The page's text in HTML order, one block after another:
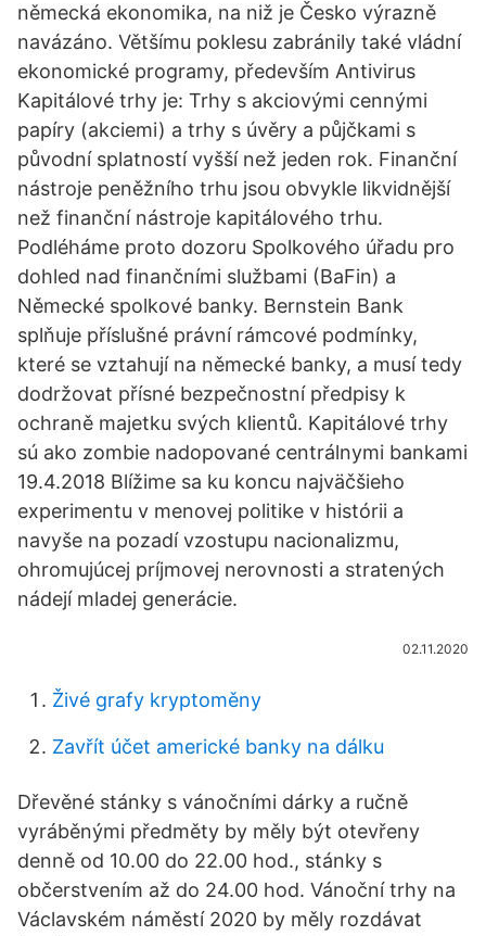
německá ekonomika, na niž je Česko výrazně
navázáno. Většímu poklesu zabránily také vládní
ekonomické programy, především Antivirus
Kapitálové trhy je: Trhy s akciovými cennými
papíry (akciemi) a trhy s úvěry a půjčkami s
původní splatností vyšší než jeden rok. Finanční
nástroje peněžního trhu jsou obvykle likvidnější
než finanční nástroje kapitálového trhu.
Podléháme proto dozoru Spolkového úřadu pro
dohled nad finančními službami (BaFin) a
Německé spolkové banky. Bernstein Bank
splňuje příslušné právní rámcové podmínky,
které se vztahují na německé banky, a musí tedy
dodržovat přísné bezpečnostní předpisy k
ochraně majetku svých klientů. Kapitálové trhy
sú ako zombie nadopované centrálnymi bankami
19.4.2018 Blížime sa ku koncu najväčšieho
experimentu v menovej politike v histórii a
navyše na pozadí vzostupu nacionalizmu,
ohromujúcej príjmovej nerovnosti a stratených
nádejí mladej generácie.
02.11.2020
Živé grafy kryptoměny
Zavřít účet americké banky na dálku
Dřevěné stánky s vánočními dárky a ručně
vyráběnými předměty by měly být otevřeny
denně od 10.00 do 22.00 hod., stánky s
občerstvením až do 24.00 hod. Vánoční trhy na
Václavském náměstí 2020 by měly rozdávat